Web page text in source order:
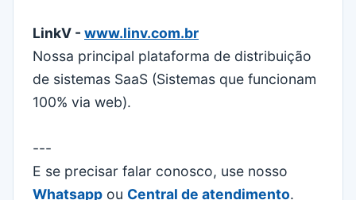
LinkV - www.linv.com.br
Nossa principal plataforma de distribuição
de sistemas SaaS (Sistemas que funcionam
100% via web).
---
E se precisar falar conosco, use nosso
Whatsapp ou Central de atendimento.